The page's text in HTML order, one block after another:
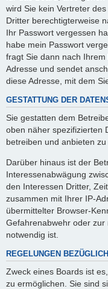
wird Sie kein Vertreter
Dritter berechtigterweise
Ihr Passwort vergessen
habe mein Passwort
fragt Sie dann nach
Adresse und sendet
diese Adresse, mit dem
GESTATTUNG DER
Sie gestatten dem
oben näher spezifizierten
betreiben und anbieten zu
Darüber hinaus ist der
Interessenabwägung
den Interessen Dritter,
zusammen mit Ihrer IP-
übermittelter Browser-
Gefahrenabwehr oder
notwendig ist.
REGELUNGEN
Zweck eines Boards ist
zu ermöglichen. Sie sind